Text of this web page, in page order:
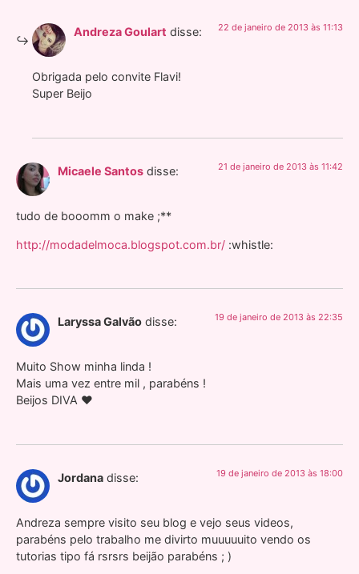
Andreza Goulart disse: 22 de janeiro de 2013 às 11:13
Obrigada pelo convite Flavi!
Super Beijo
Micaele Santos disse: 21 de janeiro de 2013 às 11:42
tudo de booomm o make ;**
http://modadelmoca.blogspot.com.br/ :whistle:
Laryssa Galvão disse: 19 de janeiro de 2013 às 22:35
Muito Show minha linda !
Mais uma vez entre mil , parabéns !
Beijos DIVA ♥
Jordana disse: 19 de janeiro de 2013 às 18:00
Andreza sempre visito seu blog e vejo seus videos,
parabéns pelo trabalho me divirto muuuuuito vendo os
tutorias tipo fá rsrsrs beijão parabéns ; )